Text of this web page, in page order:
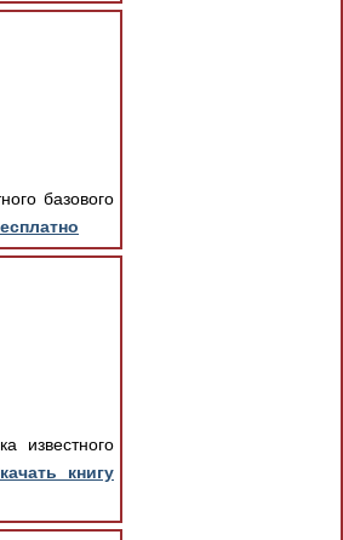
базового
известного
книгу